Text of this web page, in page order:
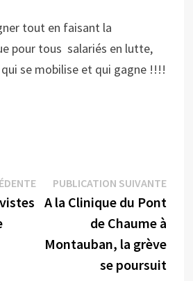
tout en faisant la
pour tous salariés en lutte,
se mobilise et qui gagne !!!!
Publication
précédente :
PUBLICATION SUIVANTE
A la Clinique du Pont
de Chaume à
Montauban, la grève
se poursuit